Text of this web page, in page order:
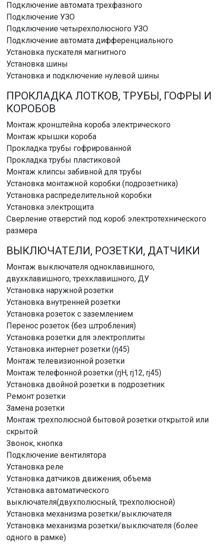
Подключение автомата трехфазного
Подключение УЗО
Подключение четырехполюсного УЗО
Подключение автомата дифференциального
Установка пускателя магнитного
Установка шины
Установка и подключение нулевой шины
ПРОКЛАДКА ЛОТКОВ, ТРУБЫ, ГОФРЫ И
КОРОБОВ
Монтаж кронштейна короба электрического
Монтаж крышки короба
Прокладка трубы гофрированной
Прокладка трубы пластиковой
Монтаж клипсы забивной для трубы
Установка монтажной коробки (подрозетника)
Установка распределительной коробки
Установка электрощита
Сверление отверстий под короб электротехнического
размера
ВЫКЛЮЧАТЕЛИ, РОЗЕТКИ, ДАТЧИКИ
Монтаж выключателя одноклавишного,
двухклавишного, трехклавишного, ДУ
Установка наружной розетки
Установка внутренней розетки
Установка розеток с заземлением
Перенос розеток {без штробления)
Установка розетки для электроплиты
Установка интернет розетки (rj45)
Монтаж телевизионной розетки
Монтаж телефонной розетки (rjH, rj12, rj45)
Установка двойной розетки в подрозетник
Ремонт розетки
Замена розетки
Монтаж трехполюсной бытовой розетки открытой или
скрытой
Звонок, кнопка
Подключение вентилятора
Установка реле
Установка датчиков движения, объема
Установка автоматического
выключателя(двухполюсный, трехполюсной)
Установка механизма розетки/выключателя
Установка механизма розетки/выключателя (более
одного в рамке)